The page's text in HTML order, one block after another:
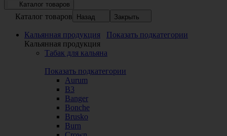
Каталог товаров
Каталог товаров Назад Закрыть
Кальянная продукция
Показать подкатегории
Кальянная продукция
Табак для кальяна
Показать подкатегории
Aurum
B3
Banger
Bonche
Brusko
Burn